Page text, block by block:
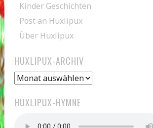
Kinder Geschichten
Post an Huxlipux
Über Huxlipux
HUXLIPUX-ARCHIV
Huxlipux-
HUXLIPUX-HYMNE